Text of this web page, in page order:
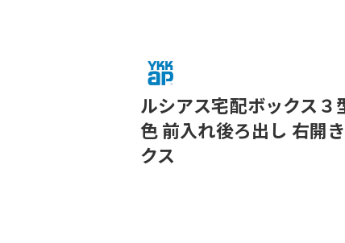
ルシアス宅配ボックス３
色 前入れ後ろ出し 右開
クス